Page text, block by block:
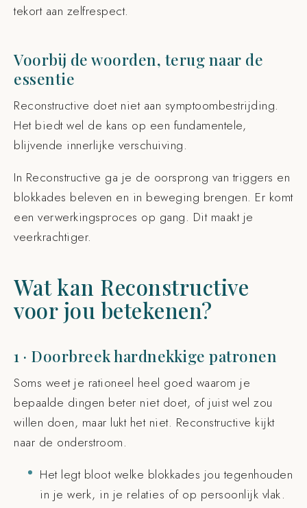
tekort aan zelfrespect.
Voorbij de woorden, terug naar de
essentie
Reconstructive doet niet aan symptoombestrijding.
Het biedt wel de kans op een fundamentele,
blijvende innerlijke verschuiving.
In Reconstructive ga je de oorsprong van triggers en
blokkades beleven en in beweging brengen. Er komt
een verwerkingsproces op gang. Dit maakt je
veerkrachtiger.
Wat kan Reconstructive
voor jou betekenen?
1 · Doorbreek hardnekkige patronen
Soms weet je rationeel heel goed waarom je
bepaalde dingen beter niet doet, of juist wel zou
willen doen, maar lukt het niet. Reconstructive kijkt
naar de onderstroom.
Het legt bloot welke blokkades jou tegenhouden
in je werk, in je relaties of op persoonlijk vlak.